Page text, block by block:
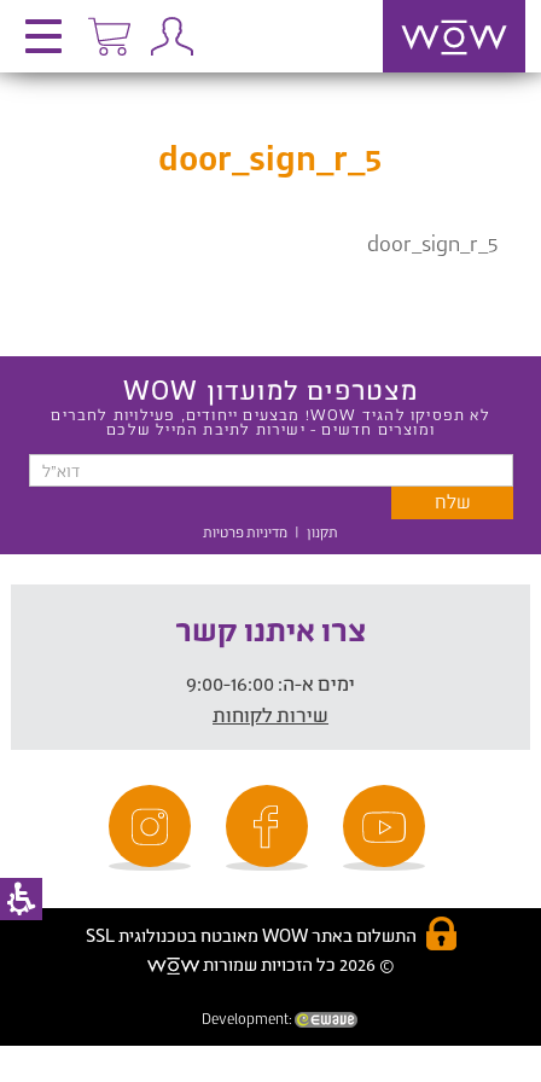
door_sign_r_5
door_sign_r_5
מצטרפים למועדון WOW
לא תפסיקו להגיד WOW! מבצעים ייחודים, פעילויות לחברים
ומוצרים חדשים - ישירות לתיבת המייל שלכם
תקנון | מדיניות פרטיות
צרו איתנו קשר
ימים א-ה:
שירות לקוחות
התשלום באתר WOW מאובטח בטכנולוגית SSL
© 2026 כל הזכויות שמורות
Development: